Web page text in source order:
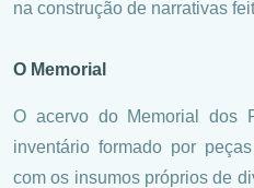
na construção de narrativas
O Memorial
O acervo do Memorial dos
inventário formado por
com os insumos próprios de